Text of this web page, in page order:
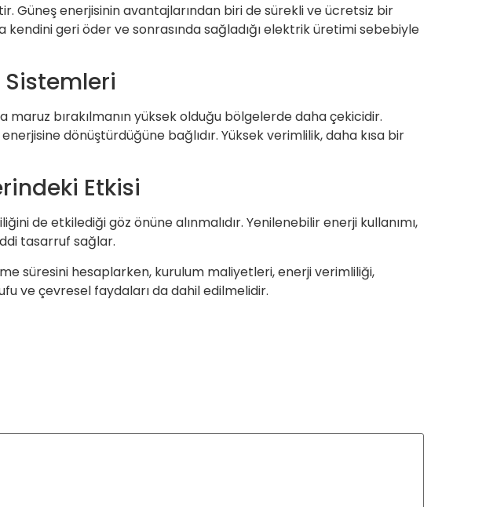
Güneş enerjisinin avantajlarından biri de sürekli ve ücretsiz bir
kendini geri öder ve sonrasında sağladığı elektrik üretimi sebebiyle
Sistemleri
bırakılmanın yüksek olduğu bölgelerde daha çekicidir.
dönüştürdüğüne bağlıdır. Yüksek verimlilik, daha kısa bir
Etkisi
de etkilediği göz önüne alınmalıdır. Yenilenebilir enerji kullanımı,
tasarruf sağlar.
süresini hesaplarken, kurulum maliyetleri, enerji verimliliği,
ve çevresel faydaları da dahil edilmelidir.